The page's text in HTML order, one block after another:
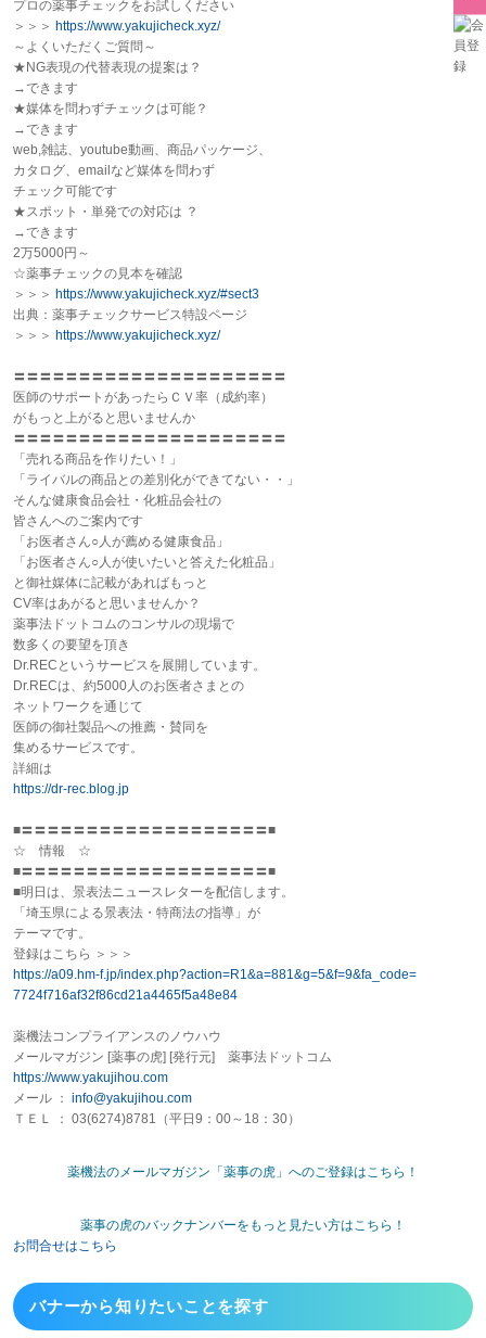
プロの薬事チェックをお試しください
＞＞＞ https://www.yakujicheck.xyz/
～よくいただくご質問～
★NG表現の代替表現の提案は？
→できます
★媒体を問わずチェックは可能？
→できます
web,雑誌、youtube動画、商品パッケージ、
カタログ、emailなど媒体を問わず
チェック可能です
★スポット・単発での対応は ？
→できます
2万5000円～
☆薬事チェックの見本を確認
＞＞＞ https://www.yakujicheck.xyz/#sect3
出典： 薬事チェックサービス特設ページ
＞＞＞ https://www.yakujicheck.xyz/
〓〓〓〓〓〓〓〓〓〓〓〓〓〓〓〓〓〓〓〓〓
医師のサポートがあったらＣＶ率（成約率）
がもっと上がると思いませんか
〓〓〓〓〓〓〓〓〓〓〓〓〓〓〓〓〓〓〓〓〓
「売れる商品を作りたい！」
「ライバルの商品との差別化ができてない・・」
そんな健康食品会社・化粧品会社の
皆さんへのご案内です
「お医者さん○人が薦める健康食品」
「お医者さん○人が使いたいと答えた化粧品」
と御社媒体に記載があればもっと
CV率はあがると思いませんか？
薬事法ドットコムのコンサルの現場で
数多くの要望を頂き
Dr.RECというサービスを展開しています。
Dr.RECは、約5000人のお医者さまとの
ネットワークを通じて
医師の御社製品への推薦・賛同を
集めるサービスです。
詳細は
https://dr-rec.blog.jp
■〓〓〓〓〓〓〓〓〓〓〓〓〓〓〓〓〓〓〓■
☆ 情報 ☆
■〓〓〓〓〓〓〓〓〓〓〓〓〓〓〓〓〓〓〓■
■明日は、景表法ニュースレターを配信します。
「埼玉県による景表法・特商法の指導」が
テーマです。
登録はこちら ＞＞＞
https://a09.hm-f.jp/index.php?action=R1&a=881&g=5&f=9&fa_ code=
7724f716af32f86cd21a4465f5a48e84
薬機法コンプライアンスのノウハウ
メールマガジン [薬事の虎] [発行元] 薬事法ドットコム
https://www.yakujihou.com
メール ： info@yakujihou.com
ＴＥＬ ： 03(6274)8781（平日9：00～18：30）
薬機法のメールマガジン「薬事の虎」へのご登録はこちら！
薬事の虎のバックナンバーをもっと見たい方はこちら！
お問合せはこちら
バナーから知りたいことを探す